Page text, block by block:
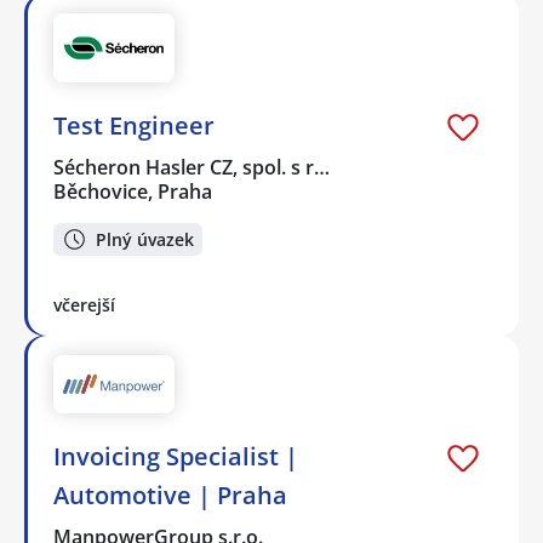
Test Engineer
Sécheron Hasler CZ, spol. s r…
Běchovice, Praha
Plný úvazek
včerejší
Invoicing Specialist |
Automotive | Praha
ManpowerGroup s.r.o.